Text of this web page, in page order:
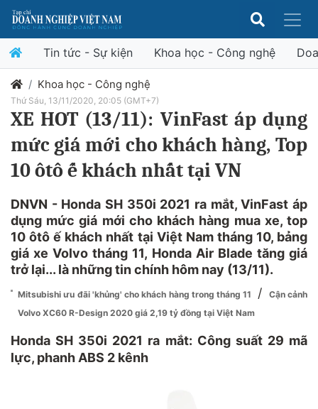
Tin tức - Sự kiện Khoa học - Công nghệ
Khoa học - Công nghệ
Thứ Sáu, 13/11/2020, 20:05 (GMT+7)
XE HOT (13/11): VinFast áp dụng
mức giá mới cho khách hàng, Top
10 ôtô ế khách nhất tại VN
DNVN - Honda SH 350i 2021 ra mắt, VinFast áp
dụng mức giá mới cho khách hàng mua xe, top
10 ôtô ế khách nhất tại Việt Nam tháng 10, bảng
giá xe Volvo tháng 11, Honda Air Blade tăng giá
trở lại... là những tin chính hôm nay (13/11).
Mitsubishi ưu đãi 'khủng' cho khách hàng trong tháng 11 /
Cận cảnh
Volvo XC60 R-Design 2020 giá 2,19 tỷ đồng tại Việt Nam
Honda SH 350i 2021 ra mắt: Công suất 29 mã
lực, phanh ABS 2 kênh